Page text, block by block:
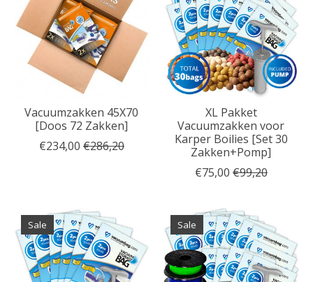
Vacuumzakken 45X70
[Doos 72 Zakken]
€234,00 €286,20
XL Pakket
Vacuumzakken voor
Karper Boilies [Set 30
Zakken+Pomp]
€75,00 €99,20
Sale Sale